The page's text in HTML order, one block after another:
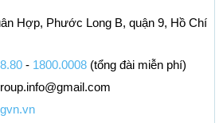
Hợp, Phước Long B, quận 9, Hồ Chí
- 1800.0008 (tổng đài miễn phí)